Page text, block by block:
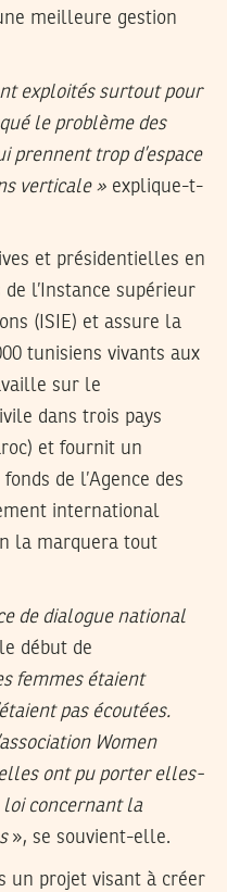
meilleure gestion
exploités surtout pour
le problème des
prennent trop d’espace
verticale » explique-t-
et présidentielles en
de l’Instance supérieur
(ISIE) et assure la
tunisiens vivants aux
sur le
dans trois pays
et fournit un
de l’Agence des
international
la marquera tout
de dialogue national
début de
femmes étaient
pas écoutées.
Women
ont pu porter elles-
loi concernant la
», se souvient-elle.
un projet visant à créer